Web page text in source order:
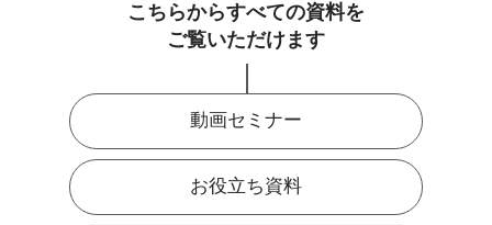
こちらからすべての資料を
ご覧いただけます
動画セミナー
お役立ち資料